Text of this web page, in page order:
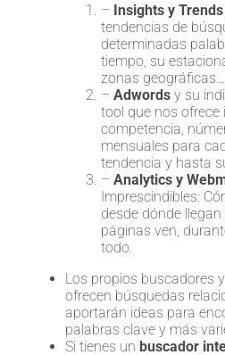
– Insights y Trends
tendencias de
determinadas
tiempo, su
zonas geográficas…
– Adwords y su
tool que nos
competencia,
mensuales para
tendencia y hasta
– Analytics y
Imprescindibles:
desde dónde
páginas ven,
todo.
Los propios buscadores
ofrecen búsquedas
aportarán ideas para
palabras clave y más
Si tienes un buscador